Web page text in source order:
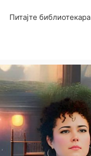
Питајте библиотекара